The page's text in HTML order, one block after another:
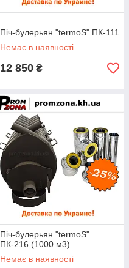
Піч-булерьян "termoS" ПК-111
Немає в наявності
12 850 ₴
Піч-булерьян "termoS"
ПК-216 (1000 м3)
Немає в наявності